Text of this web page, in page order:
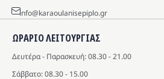
ΩΡΑΡΙΟ ΛΕΙΤΟΥΡΓΙΑΣ
Δευτέρα - Παρασκευή: 08.30 - 21.00
Σάββατο: 08.30 - 15.00
info@karaoulanisepiplo.gr